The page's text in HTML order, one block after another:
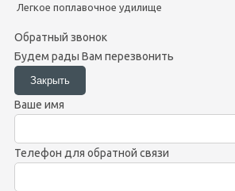
Легкое поплавочное удилище
Обратный звонок
Будем рады Вам перезвонить
Ваше имя
Телефон для обратной связи